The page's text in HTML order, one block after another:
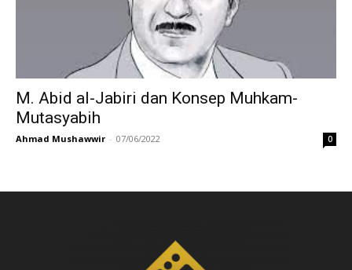
M. Abid al-Jabiri dan Konsep Muhkam-
Mutasyabih
Ahmad Mushawwir - 07/06/2022 0